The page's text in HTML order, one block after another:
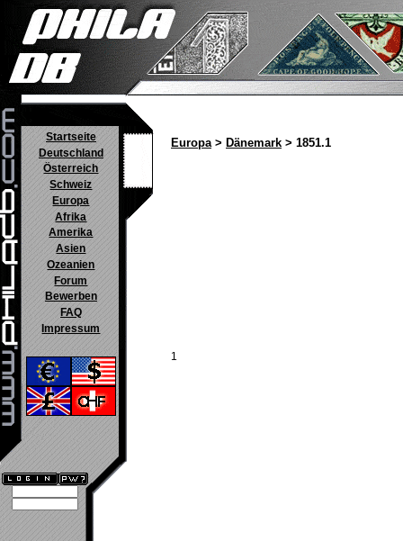
Startseite
Deutschland
Österreich
Schweiz
Europa
Afrika
Amerika
Asien
Ozeanien
Forum
Bewerben
FAQ
Impressum
Europa> Dänemark > 1851.1
1